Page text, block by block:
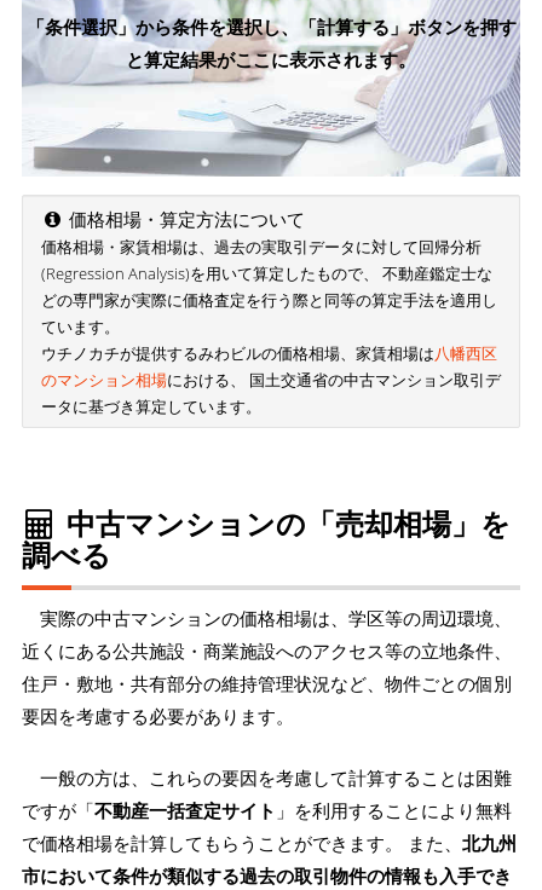
「条件選択」から条件を選択し、「計算する」ボタンを押す
と算定結果がここに表示されます。
価格相場・算定方法について
価格相場・家賃相場は、過去の実取引データに対して回帰分析
(Regression Analysis)を用いて算定したもので、 不動産鑑定士な
どの専門家が実際に価格査定を行う際と同等の算定手法を適用し
ています。
ウチノカチが提供するみわビルの価格相場、家賃相場は八幡西区
のマンション相場における、 国土交通省の中古マンション取引デ
ータに基づき算定しています。
中古マンションの「売却相場」を
調べる
実際の中古マンションの価格相場は、学区等の周辺環境、
近くにある公共施設・商業施設へのアクセス等の立地条件、
住戸・敷地・共有部分の維持管理状況など、物件ごとの個別
要因を考慮する必要があります。
一般の方は、これらの要因を考慮して計算することは困難
ですが「不動産一括査定サイト 」を利用することにより無料
で価格相場を計算してもらうことができます。 また、 北九州
市において条件が類似する過去の取引物件の情報も入手でき